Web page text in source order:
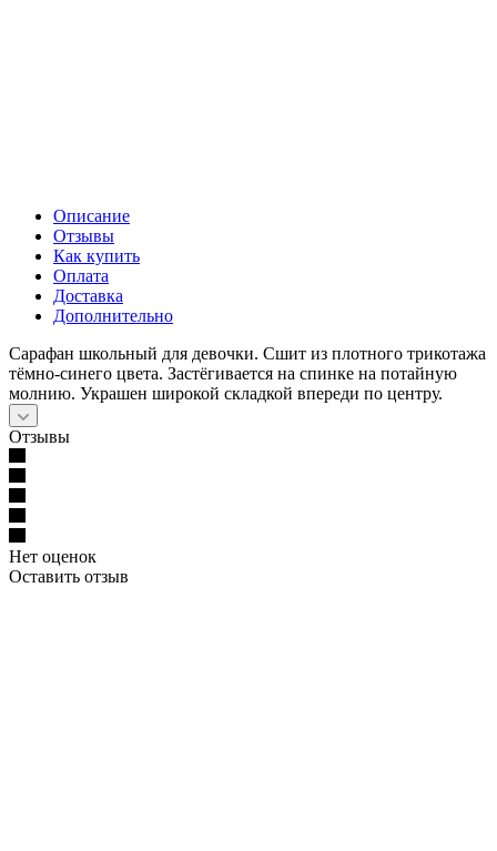
Описание
Отзывы
Как купить
Оплата
Доставка
Дополнительно
Сарафан школьный для девочки. Сшит из плотного трикотажа
тёмно-синего цвета. Застёгивается на спинке на потайную
молнию. Украшен широкой складкой впереди по центру.
Отзывы
Нет оценок
Оставить отзыв